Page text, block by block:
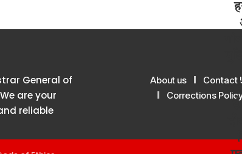
General of
are your
reliable
About us Contact
Corrections